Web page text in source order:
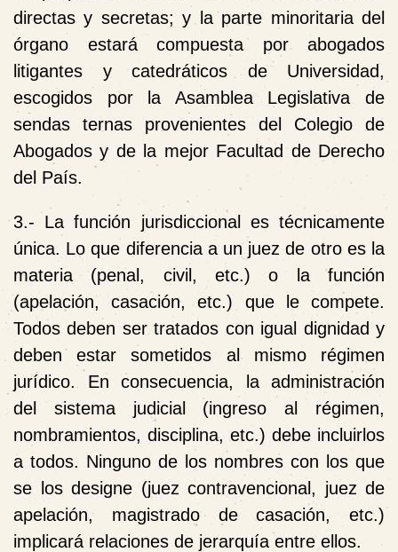
directas y secretas; y la parte minoritaria del
órgano estará compuesta por abogados
litigantes y catedráticos de Universidad,
escogidos por la Asamblea Legislativa de
sendas ternas provenientes del Colegio de
Abogados y de la mejor Facultad de Derecho
del País.
3.- La función jurisdiccional es técnicamente
única. Lo que diferencia a un juez de otro es la
materia (penal, civil, etc.) o la función
(apelación, casación, etc.) que le compete.
Todos deben ser tratados con igual dignidad y
deben estar sometidos al mismo régimen
jurídico. En consecuencia, la administración
del sistema judicial (ingreso al régimen,
nombramientos, disciplina, etc.) debe incluirlos
a todos. Ninguno de los nombres con los que
se los designe (juez contravencional, juez de
apelación, magistrado de casación, etc.)
implicará relaciones de jerarquía entre ellos.